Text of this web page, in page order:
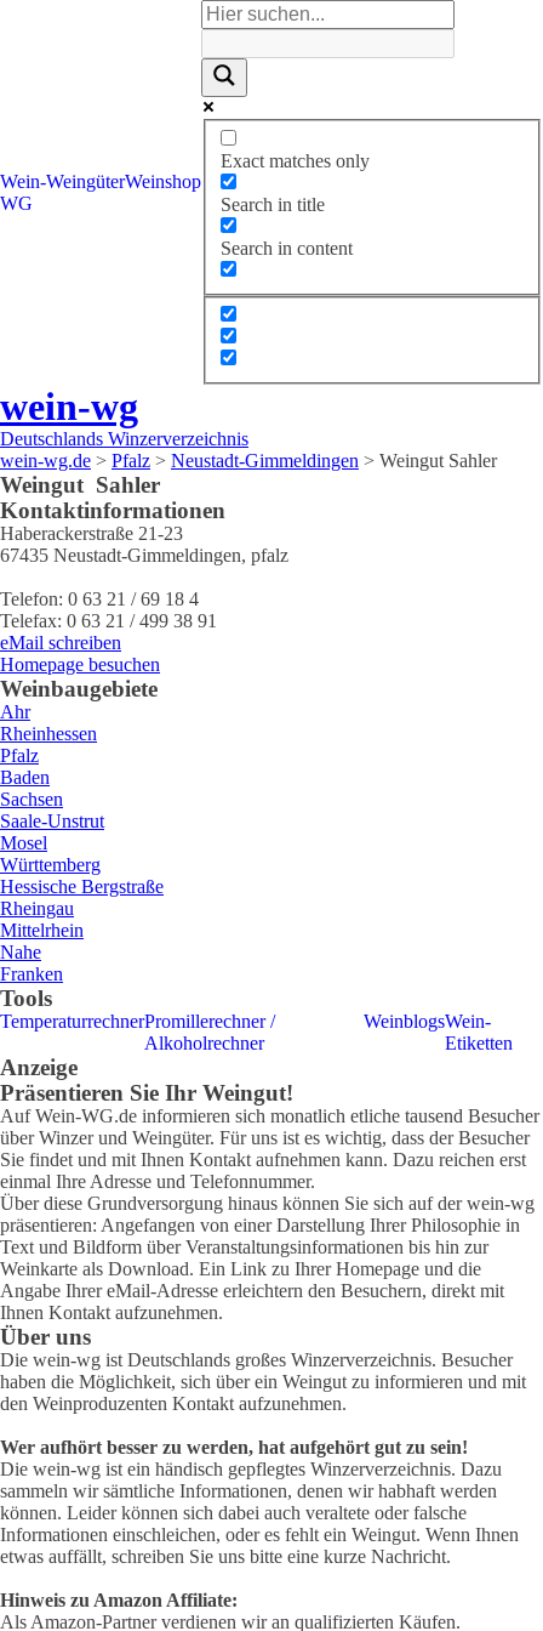
Wein-
WG
WeingüterWeinshop
Exact matches only
Search in title
Search in content
wein-wg
Deutschlands Winzerverzeichnis
wein-wg.de > Pfalz > Neustadt-Gimmeldingen > Weingut Sahler
Weingut Sahler
Kontaktinformationen
Haberackerstraße 21-23
67435 Neustadt-Gimmeldingen, pfalz
Telefon: 0 63 21 / 69 18 4
Telefax: 0 63 21 / 499 38 91
eMail schreiben
Homepage besuchen
Weinbaugebiete
Ahr
Rheinhessen
Pfalz
Baden
Sachsen
Saale-Unstrut
Mosel
Württemberg
Hessische Bergstraße
Rheingau
Mittelrhein
Nahe
Franken
Tools
TemperaturrechnerPromillerechner /
Alkoholrechner
WeinblogsWein-
Etiketten
Anzeige
Präsentieren Sie Ihr Weingut!
Auf Wein-WG.de informieren sich monatlich etliche tausend Besucher
über Winzer und Weingüter. Für uns ist es wichtig, dass der Besucher
Sie findet und mit Ihnen Kontakt aufnehmen kann. Dazu reichen erst
einmal Ihre Adresse und Telefonnummer.
Über diese Grundversorgung hinaus können Sie sich auf der wein-wg
präsentieren: Angefangen von einer Darstellung Ihrer Philosophie in
Text und Bildform über Veranstaltungsinformationen bis hin zur
Weinkarte als Download. Ein Link zu Ihrer Homepage und die
Angabe Ihrer eMail-Adresse erleichtern den Besuchern, direkt mit
Ihnen Kontakt aufzunehmen.
Über uns
Die wein-wg ist Deutschlands großes Winzerverzeichnis. Besucher
haben die Möglichkeit, sich über ein Weingut zu informieren und mit
den Weinproduzenten Kontakt aufzunehmen.
Wer aufhört besser zu werden, hat aufgehört gut zu sein!
Die wein-wg ist ein händisch gepflegtes Winzerverzeichnis. Dazu
sammeln wir sämtliche Informationen, denen wir habhaft werden
können. Leider können sich dabei auch veraltete oder falsche
Informationen einschleichen, oder es fehlt ein Weingut. Wenn Ihnen
etwas auffällt, schreiben Sie uns bitte eine kurze Nachricht.
Hinweis zu Amazon Affiliate:
Als Amazon-Partner verdienen wir an qualifizierten Käufen.